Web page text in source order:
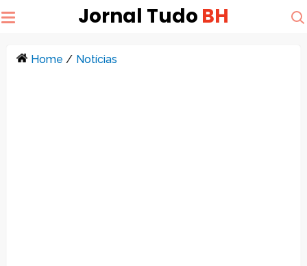
Jornal Tudo BH
Home / Notícias